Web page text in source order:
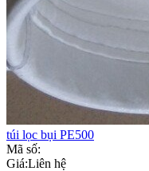
túi lọc bụi PE500
Mã số:
Giá:Liên hệ